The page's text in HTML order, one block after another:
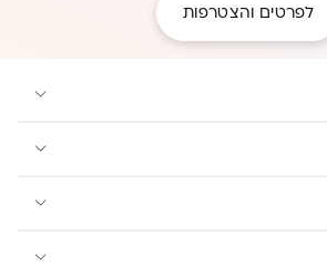
לפרטים והצטרפות